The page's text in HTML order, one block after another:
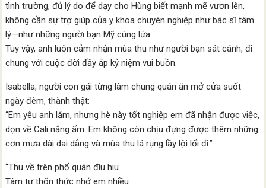
tình trường, đủ lý do để dạy cho Hùng biết mạnh mẽ vươn lên,
không cần sự trợ giúp của y khoa chuyên nghiệp như bác sĩ tâm
lý—như những người bạn Mỹ cùng lứa.
Tuy vậy, anh luôn cảm nhận mùa thu như người bạn sát cánh, đi
chung với cuộc đời đầy ắp kỷ niệm vui buồn.
Isabella, người con gái từng làm chung quán ăn mở cửa suốt
ngày đêm, thành thật:
“Em yêu anh lắm, nhưng hè này tốt nghiệp em đã nhận được việc,
dọn về Cali nắng ấm. Em không còn chịu đựng được thêm những
cơn mưa dài dai dẳng và mùa thu lá rụng lầy lội lối đi.”
“Thu về trên phố quán đìu hiu
Tâm tư thổn thức nhớ em nhiều